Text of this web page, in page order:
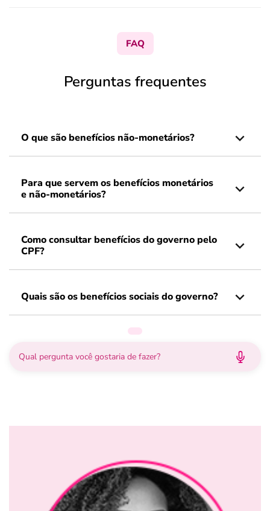
FAQ
Perguntas frequentes
O que são benefícios não-monetários?
Para que servem os benefícios monetários
e não-monetários?
Como consultar benefícios do governo pelo
CPF?
Quais são os benefícios sociais do governo?